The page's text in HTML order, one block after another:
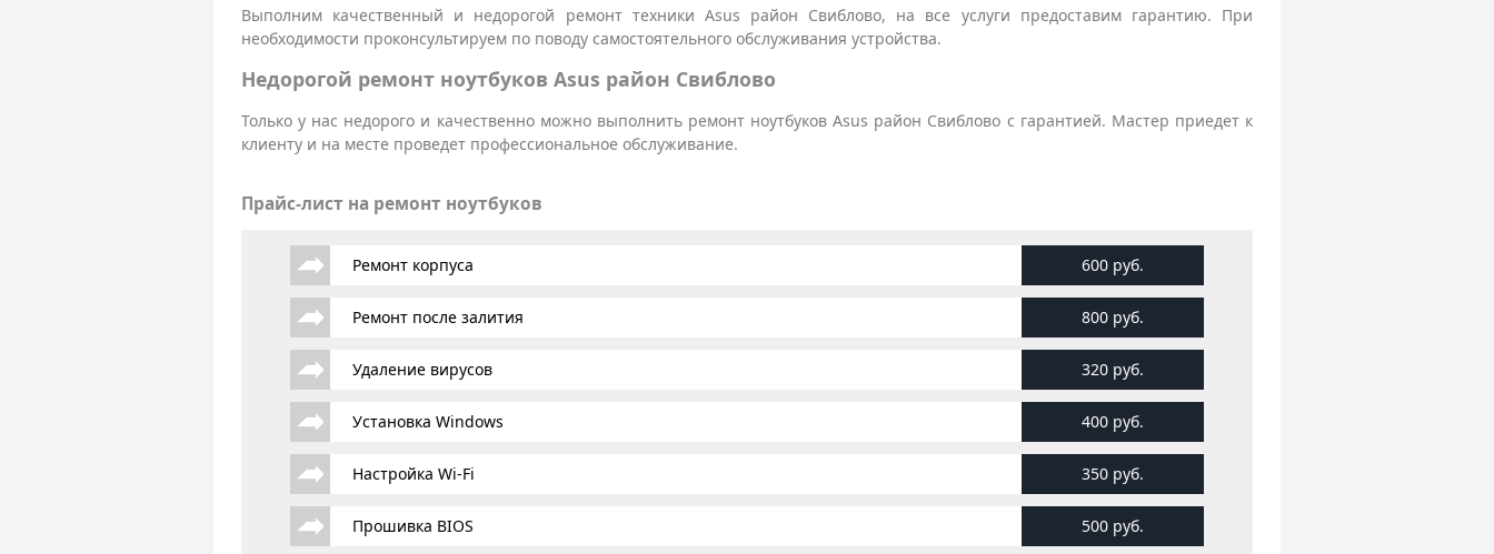
Выполним качественный и недорогой ремонт техники Asus район Свиблово, на все услуги предоставим гарантию. При
необходимости проконсультируем по поводу самостоятельного обслуживания устройства.
Недорогой ремонт ноутбуков Asus район Свиблово
Только у нас недорого и качественно можно выполнить ремонт ноутбуков Asus район Свиблово с гарантией. Мастер приедет к
клиенту и на месте проведет профессиональное обслуживание.
Прайс-лист на ремонт ноутбуков
Ремонт корпуса 600 руб.
Ремонт после залития 800 руб.
Удаление вирусов 320 руб.
Установка Windows 400 руб.
Настройка Wi-Fi 350 руб.
Прошивка BIOS 500 руб.